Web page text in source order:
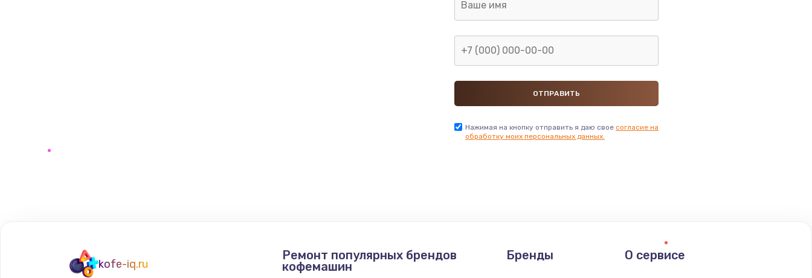
Нажимая на кнопку отправить я даю свое согласие на
обработку моих персональных данных.
kofe-iq.ru
Ремонт популярных брендов
кофемашин
Бренды О сервисе